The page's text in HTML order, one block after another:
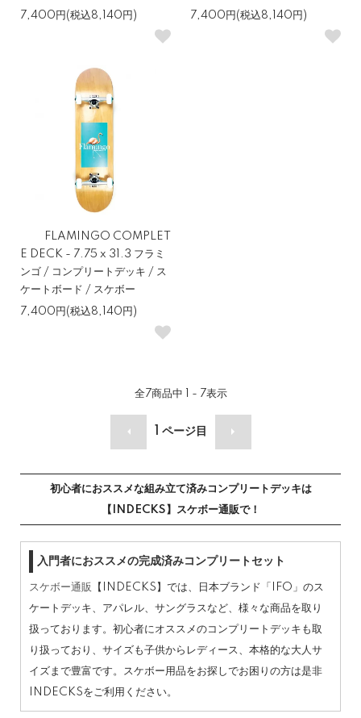
7,400円(税込8,140円)
7,400円(税込8,140円)
FLAMINGO COMPLET
E DECK - 7.75 x 31.3 フラミ
ンゴ / コンプリートデッキ / ス
ケートボード / スケボー
7,400円(税込8,140円)
全7商品中 1 - 7表示
ページ目
初心者におススメな組み立て済みコンプリートデッキは
【INDECKS】スケボー通販で！
入門者におススメの完成済みコンプリートセット
スケボー通販
【INDECKS】では、日本ブランド「IFO」のス
ケートデッキ、アパレル、サングラスなど、様々な商品を取り
扱っております。初心者にオススメのコンプリートデッキも取
り扱っており、サイズも子供からレディース、本格的な大人サ
イズまで豊富です。スケボー用品をお探しでお困りの方は是非
INDECKSをご利用ください。